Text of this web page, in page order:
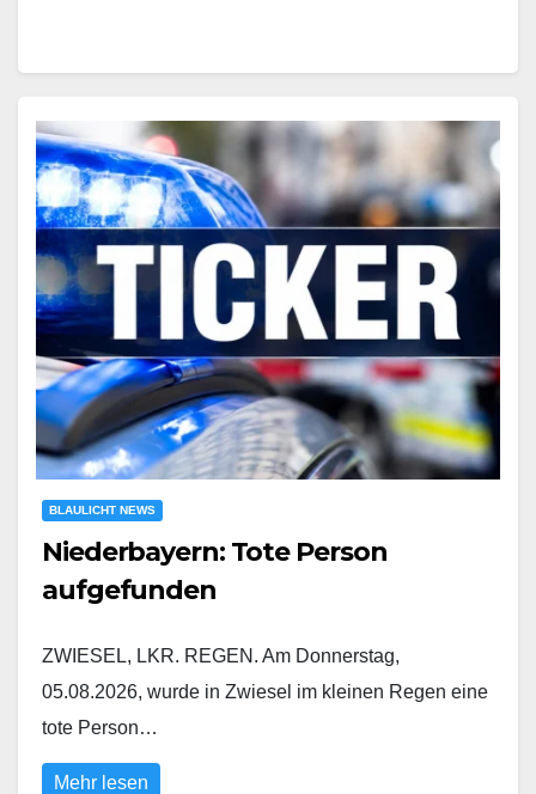
BLAULICHT NEWS
Niederbayern: Tote Person
aufgefunden
ZWIESEL, LKR. REGEN. Am Donnerstag,
05.08.2026, wurde in Zwiesel im kleinen Regen eine
tote Person…
Mehr lesen